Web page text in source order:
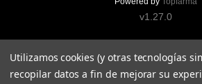
v1.27.0
Utilizamos cookies (y otras tecnologías
recopilar datos a fin de mejorar su